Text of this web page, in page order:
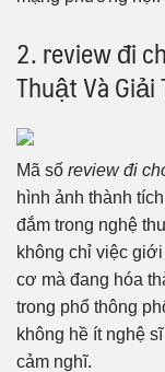
2. review đi
Thuật Và Giải
Mã số review đi
hình ảnh thành
đắm trong nghệ
không chỉ việc
cơ mà đang hóa
trong phổ thông
không hề ít nghệ
cảm nghĩ.